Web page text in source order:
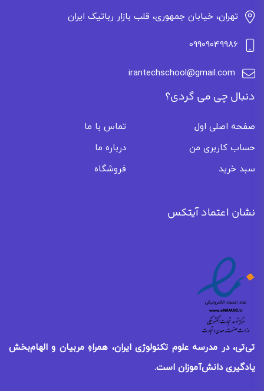
تهران، خیابان جمهوری، قلب بازار رباتیک ایران
09909049986
irantechschool@gmail.com
دنبال چی می گردی؟
صفحه اصلی اول
تماس با ما
حساب کاربری من
درباره ما
سبد خرید
فروشگاه
نشان اعتماد آیتکس
تی‌تی، در مدرسه علوم تکنولوژی ایران، همراهِ مربیان و الهام‌بخش
یادگیریدانش‌آموزان است.